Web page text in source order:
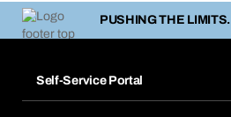
PUSHING THE LIMITS.
Self-Service Portal